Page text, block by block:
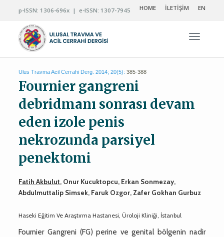
p-ISSN: 1306-696x | e-ISSN: 1307-7945 HOME İLETİŞİM EN
Ulus Travma Acil Cerrahi Derg. 2014; 20(5): 385-388
Fournier gangreni
debridmanı sonrası devam
eden izole penis
nekrozunda parsiyel
penektomi
Fatih Akbulut, Onur Kucuktopcu, Erkan Sonmezay,
Abdulmuttalip Simsek, Faruk Ozgor, Zafer Gokhan Gurbuz
Haseki Eğitim Ve Araştırma Hastanesi, Üroloji Kliniği, İstanbul
Fournier Gangreni (FG) perine ve genital bölgenin nadir